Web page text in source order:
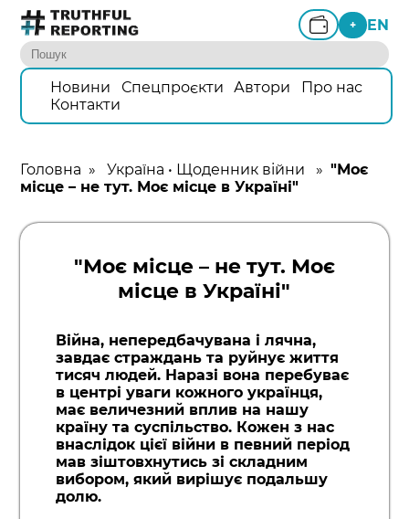
+ EN
Новини Спецпроєкти Автори
Про нас
Контакти
Головна »Україна • Щоденник війни »"Моє
місце – не тут. Моє місце в Україні"
"Моє місце – не тут. Моє
місце в Україні"
Війна, непередбачувана і лячна,
завдає страждань та руйнує життя
тисяч людей. Наразі вона перебуває
в центрі уваги кожного українця,
має величезний вплив на нашу
країну та суспільство. Кожен з нас
внаслідок цієї війни в певний період
мав зіштовхнутись зі складним
вибором, який вирішує подальшу
долю.